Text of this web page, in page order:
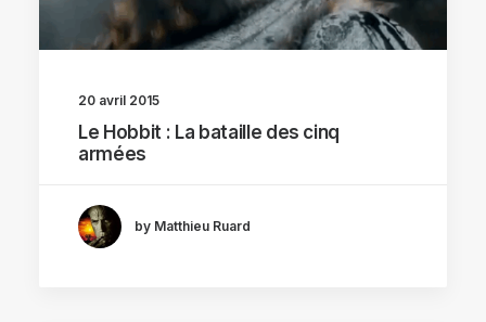
20 avril 2015
Le Hobbit : La bataille des cinq
armées
by Matthieu Ruard